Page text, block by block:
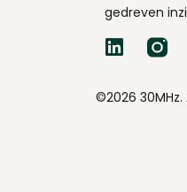
gedreven
©2026